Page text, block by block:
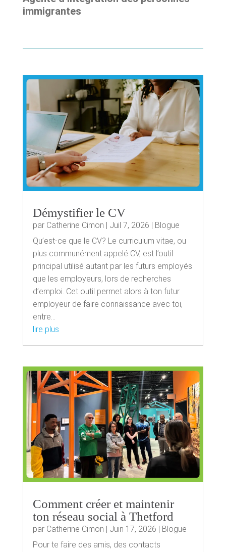
immigrantes
Démystifier le CV
par Catherine Cimon | Juil 7, 2026 | Blogue
Qu’est-ce que le CV? Le curriculum vitae, ou
plus communément appelé CV, est l’outil
principal utilisé autant par les futurs employés
que les employeurs, lors de recherches
d’emploi. Cet outil permet alors à ton futur
employeur de faire connaissance avec toi,
entre...
lire plus
Comment créer et maintenir
ton réseau social à Thetford
par Catherine Cimon | Juin 17, 2026 | Blogue
Pour te faire des amis, des contacts